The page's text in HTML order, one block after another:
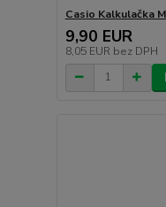
Casio Kalkulačka
9,90 EUR
8,05 EUR bez DPH